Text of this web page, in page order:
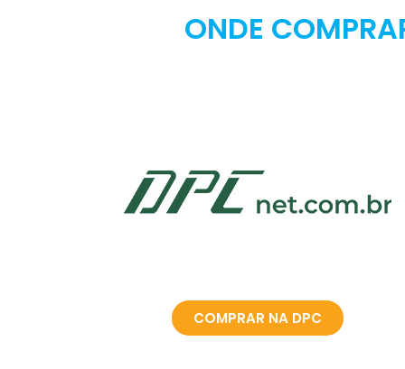
ONDE
COMPRAR NA DPC